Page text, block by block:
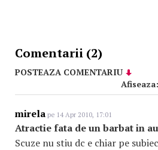
Comentarii (2)
POSTEAZA COMENTARIU
Afiseaza:
mirela pe 14 Apr 2010, 17:01
Atractie fata de un barbat in
Scuze nu stiu dc e chiar pe